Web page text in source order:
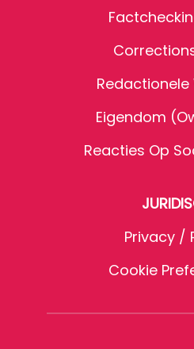
Eigendom
Reacties Op
Privacy /
Cookie